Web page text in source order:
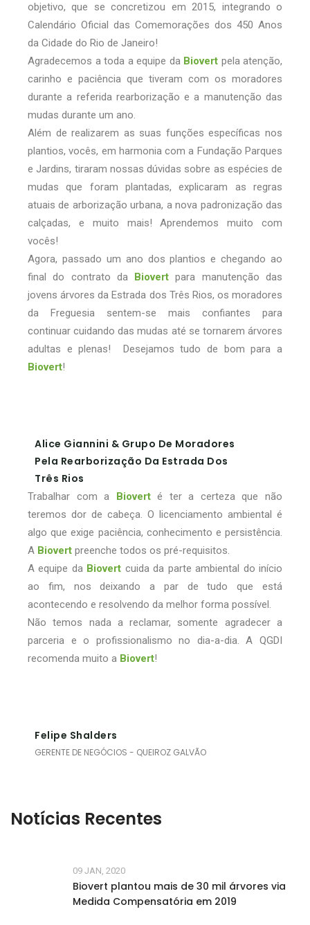
objetivo, que se concretizou em 2015, integrando o
Calendário Oficial das Comemorações dos 450 Anos
da Cidade do Rio de Janeiro!
Agradecemos a toda a equipe daBiovert pela atenção,
carinho e paciência que tiveram com os moradores
durante a referida rearborização e a manutenção das
mudas durante um ano.
Além de realizarem as suas funções específicas nos
plantios, vocês, em harmonia com a Fundação Parques
e Jardins, tiraram nossas dúvidas sobre as espécies de
mudas que foram plantadas, explicaram as regras
atuais de arborização urbana, a nova padronização das
calçadas, e muito mais! Aprendemos muito com
vocês!
Agora, passado um ano dos plantios e chegando ao
final do contrato da Biovertpara manutenção das
jovens árvores da Estrada dos Três Rios, os moradores
da Freguesia sentem-se mais confiantes para
continuar cuidando das mudas até se tornarem árvores
adultas e plenas! Desejamos tudo de bom para a
Biovert!
Alice Giannini & Grupo De Moradores
Pela Rearborização Da Estrada Dos
Três Rios
Trabalhar com a Bioverté ter a certeza que não
teremos dor de cabeça. O licenciamento ambiental é
algo que exige paciência, conhecimento e persistência.
A Biovert preenche todos os pré-requisitos.
A equipe da Biovert cuida da parte ambiental do início
ao fim, nos deixando a par de tudo que está
acontecendo e resolvendo da melhor forma possível.
Não temos nada a reclamar, somente agradecer a
parceria e o profissionalismo no dia-a-dia. A QGDI
recomenda muito a Biovert!
Felipe Shalders
GERENTE DE NEGÓCIOS - QUEIROZ GALVÃO
Notícias Recentes
09 JAN, 2020
Biovert plantou mais de 30 mil árvores via
Medida Compensatória em 2019